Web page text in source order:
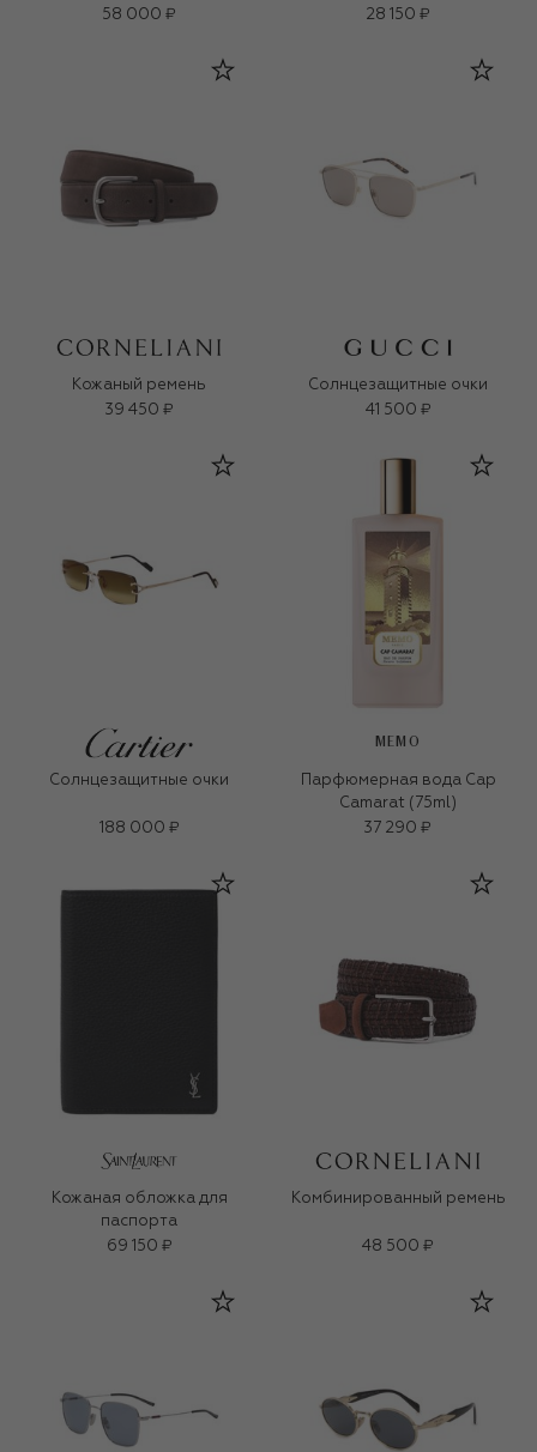
58 000 ₽
28 150 ₽
Кожаный ремень
39 450 ₽
Солнцезащитные очки
41 500 ₽
Солнцезащитные очки
188 000 ₽
MEMO
Парфюмерная вода Cap
Camarat (75ml)
37 290 ₽
Кожаная обложка для
паспорта
69 150 ₽
Комбинированный ремень
48 500 ₽